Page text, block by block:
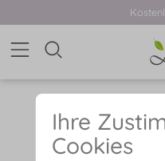
Ihre
Cookies